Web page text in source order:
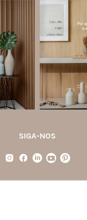
Produto
é
que
Os
conquistaram
porque unem
desempenho
SIGA-NOS